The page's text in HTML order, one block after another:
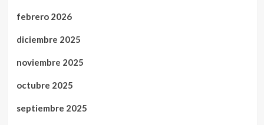
febrero 2026
diciembre 2025
noviembre 2025
octubre 2025
septiembre 2025